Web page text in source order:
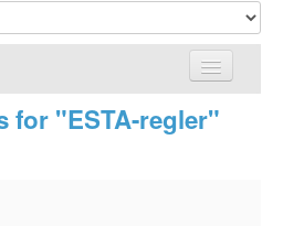
for "ESTA-regler"